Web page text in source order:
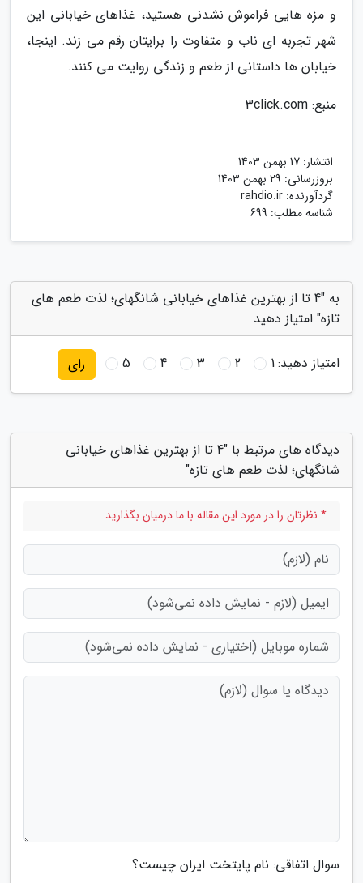
و مزه هایی فراموش نشدنی هستید، غذاهای خیابانی این
شهر تجربه ای ناب و متفاوت را برایتان رقم می زند. اینجا،
خیابان ها داستانی از طعم و زندگی روایت می کنند.
منبع: 3click.com
انتشار: 17 بهمن 1403
بروزرسانی: 29 بهمن 1403
گردآورنده: rahdio.ir
شناسه مطلب: 699
به "4 تا از بهترین غذاهای خیابانی شانگهای؛ لذت طعم های
تازه" امتیاز دهید
امتیاز دهید:1
2
3
4
5 رای
دیدگاه های مرتبط با "4 تا از بهترین غذاهای خیابانی
شانگهای؛ لذت طعم های تازه"
* نظرتان را در مورد این مقاله با ما درمیان بگذارید
سوال اتفاقی: نام پایتخت ایران چیست؟